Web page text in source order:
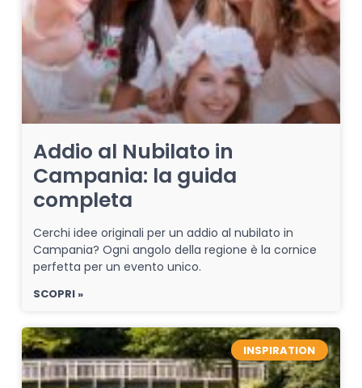
Addio al Nubilato in
Campania: la guida
completa
Cerchi idee originali per un addio al nubilato in
Campania? Ogni angolo della regione è la cornice
perfetta per un evento unico.
SCOPRI »
INSPIRATION